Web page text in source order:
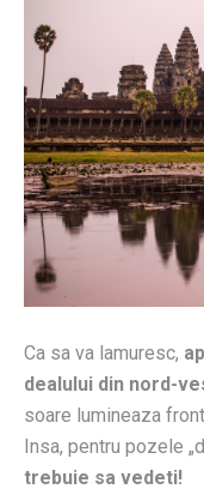
Ca sa va lamuresc,
dealului din nord-
soare lumineaza
Insa, pentru pozele
trebuie sa vedeti!